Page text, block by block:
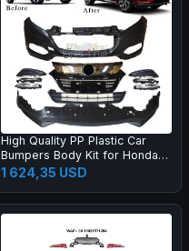
High Quality PP Plastic Car
Bumpers Body Kit for Honda
2015 HRV Vezel Upgrade 20
1 624,35 USD